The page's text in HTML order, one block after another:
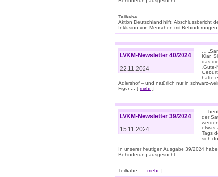
Teilhabe
Aktion Deutschland hilft: Abschlussbericht
Inklusion von Menschen mit
LVKM-Newsletter 40/2024
22.11.2024
…
Klar,
das
hatte
Adlershof – und natürlich nur in schwarz-
Figur ... [ mehr]
LVKM-Newsletter 39/2024
15.11.2024
…
der
etwas
Tags
sich
In unserer heutigen Ausgabe 39/2024
Behinderung ausgesucht ...
Teilhabe ... [ mehr]